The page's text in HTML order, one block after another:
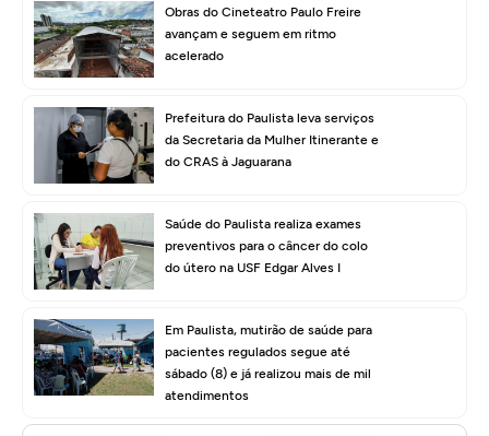
Obras do Cineteatro Paulo Freire
avançam e seguem em ritmo
acelerado
Prefeitura do Paulista leva serviços
da Secretaria da Mulher Itinerante e
do CRAS à Jaguarana
Saúde do Paulista realiza exames
preventivos para o câncer do colo
do útero na USF Edgar Alves I
Em Paulista, mutirão de saúde para
pacientes regulados segue até
sábado (8) e já realizou mais de mil
atendimentos